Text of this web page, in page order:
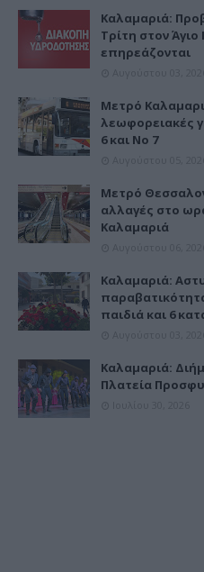
Καλαμαριά:
Τρίτη στον Άγιο
επηρεάζονται
Μετρό
λεωφορειακές
6 και Νο 7
Μετρό
αλλαγές στο
Καλαμαριά
Καλαμαριά:
παιδιά και 6
Καλαμαριά:
Πλατεία